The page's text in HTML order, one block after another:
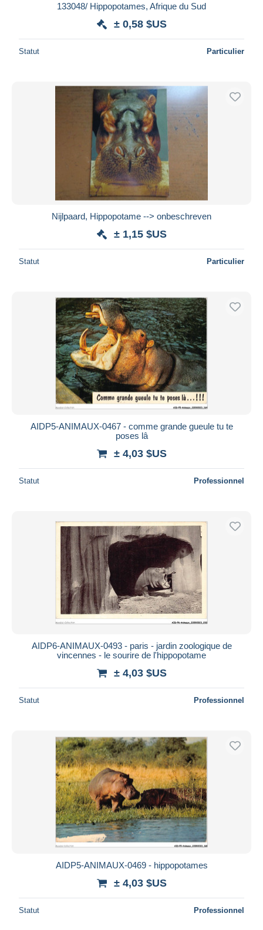
133048/ Hippopotames, Afrique du Sud
± 0,58 $US
Statut Particulier
Nijlpaard, Hippopotame --> onbeschreven
± 1,15 $US
Statut Particulier
AIDP5-ANIMAUX-0467 - comme grande gueule tu te
poses lâ
± 4,03 $US
Statut Professionnel
AIDP6-ANIMAUX-0493 - paris - jardin zoologique de
vincennes - le sourire de l'hippopotame
± 4,03 $US
Statut Professionnel
AIDP5-ANIMAUX-0469 - hippopotames
± 4,03 $US
Statut Professionnel